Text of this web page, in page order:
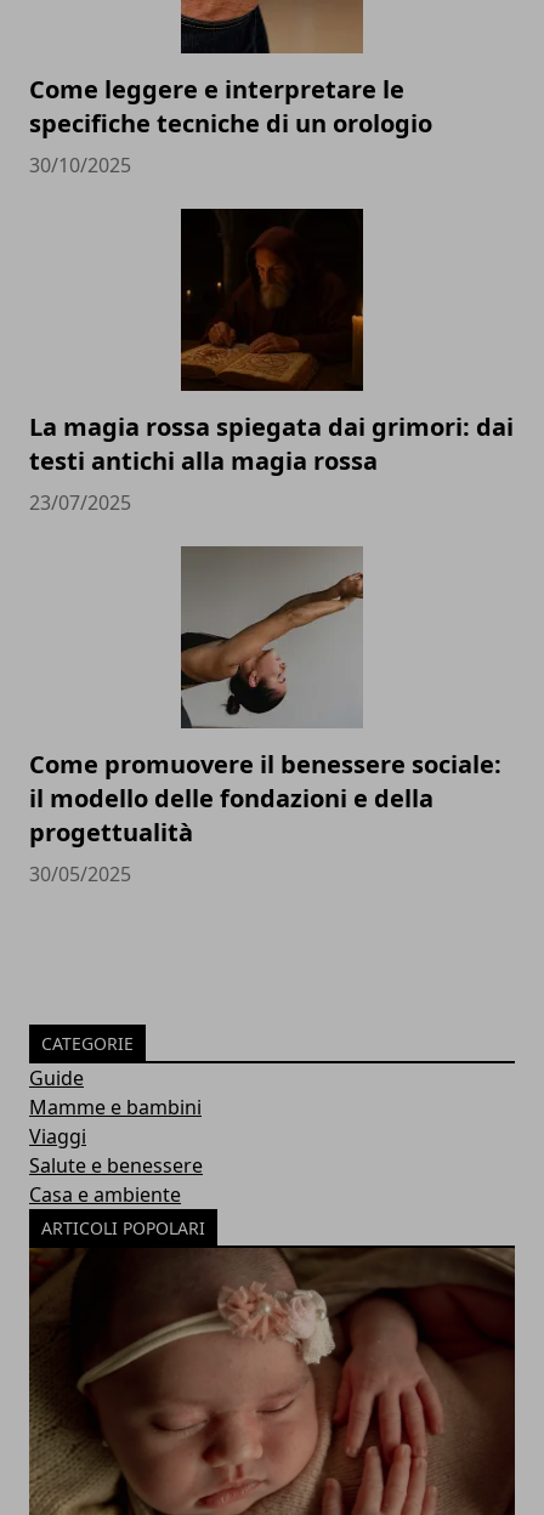
Come leggere e interpretare le
specifiche tecniche di un orologio
30/10/2025
La magia rossa spiegata dai grimori: dai
testi antichi alla magia rossa
23/07/2025
Come promuovere il benessere sociale:
il modello delle fondazioni e della
progettualità
30/05/2025
CATEGORIE
Guide
Mamme e bambini
Viaggi
Salute e benessere
Casa e ambiente
ARTICOLI POPOLARI